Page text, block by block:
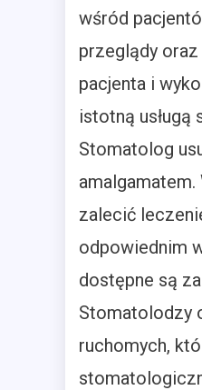
wśród
przeglądy
pacjenta i
istotną usługą
Stomatolog
zalecić
odpowiednim
dostępne są
Stomatolodzy
ruchomych,